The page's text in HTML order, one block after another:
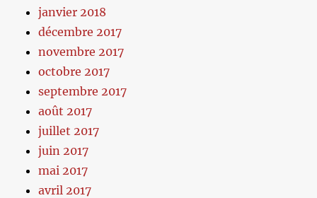
janvier 2018
décembre 2017
novembre 2017
octobre 2017
septembre 2017
août 2017
juillet 2017
juin 2017
mai 2017
avril 2017